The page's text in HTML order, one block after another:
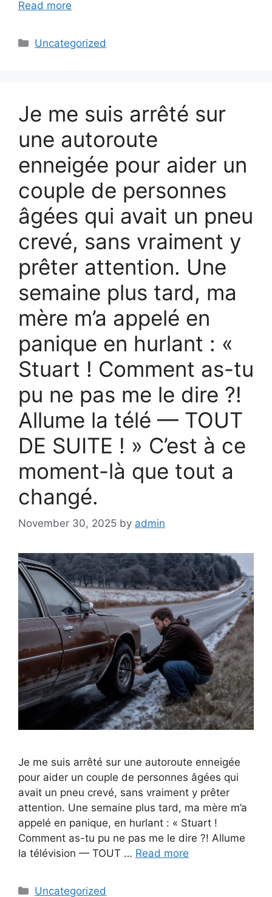
Read more
Categories
Uncategorized
Je me suis arrêté sur
une autoroute
enneigée pour aider un
couple de personnes
âgées qui avait un pneu
crevé, sans vraiment y
prêter attention. Une
semaine plus tard, ma
mère m’a appelé en
panique en hurlant : «
Stuart ! Comment as-tu
pu ne pas me le dire ?!
Allume la télé — TOUT
DE SUITE ! » C’est à ce
moment-là que tout a
changé.
November 30, 2025 by admin
Je me suis arrêté sur une autoroute enneigée
pour aider un couple de personnes âgées qui
avait un pneu crevé, sans vraiment y prêter
attention. Une semaine plus tard, ma mère m’a
appelé en panique, en hurlant : « Stuart !
Comment as-tu pu ne pas me le dire ?! Allume
la télévision — TOUT … Read more
Categories
Uncategorized